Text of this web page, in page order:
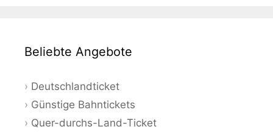
Beliebte Angebote
Deutschlandticket
Günstige Bahntickets
Quer-durchs-Land-Ticket